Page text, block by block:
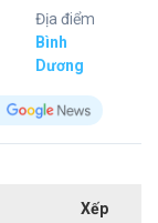
Địa điểm
Bình
Dương
Xếp